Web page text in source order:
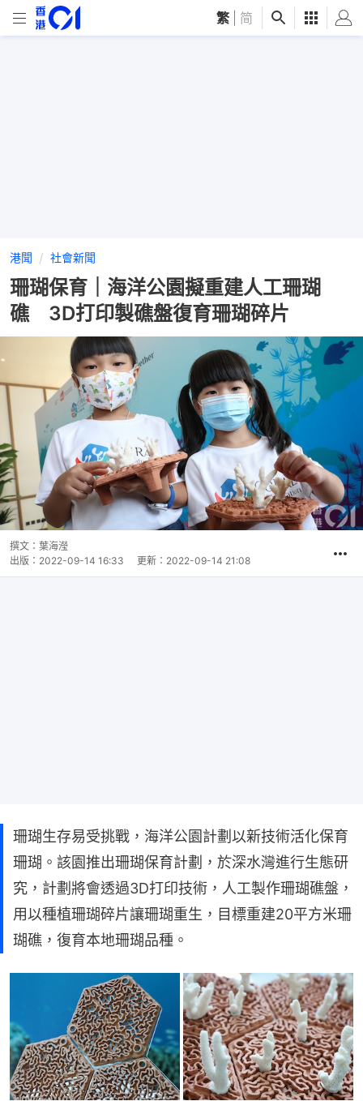
繁 简
港聞 社會新聞
珊瑚保育｜海洋公園擬重建人工珊瑚
礁 3D打印製礁盤復育珊瑚碎片
撰文： 葉海瀅
出版： 2022-09-14 16:33 更新： 2022-09-14 21:08
珊瑚生存易受挑戰，海洋公園計劃以新技術活化保育
珊瑚。該園推出珊瑚保育計劃，於深水灣進行生態研
究，計劃將會透過3D打印技術，人工製作珊瑚礁盤，
用以種植珊瑚碎片讓珊瑚重生，目標重建20平方米珊
瑚礁，復育本地珊瑚品種。